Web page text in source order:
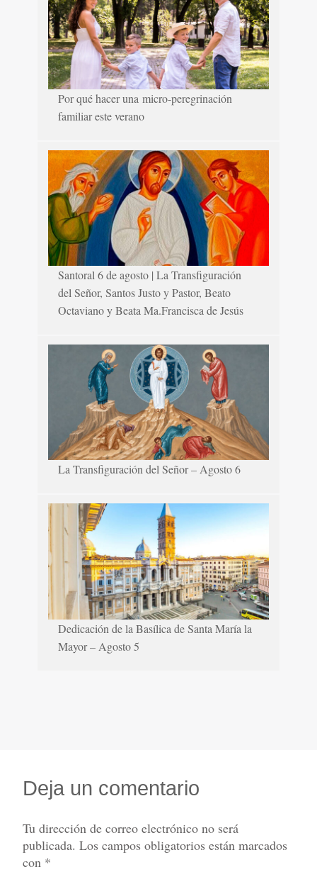
Por qué hacer una micro-peregrinación
familiar este verano
Santoral 6 de agosto | La Transfiguración
del Señor, Santos Justo y Pastor, Beato
Octaviano y Beata Ma.Francisca de Jesús
La Transfiguración del Señor – Agosto 6
Dedicación de la Basílica de Santa María la
Mayor – Agosto 5
Deja un comentario
Tu dirección de correo electrónico no será
publicada. Los campos obligatorios están marcados
con *